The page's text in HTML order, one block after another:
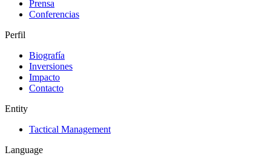
Prensa
Conferencias
Perfil
Biografía
Inversiones
Impacto
Contacto
Entity
Tactical Management
Language